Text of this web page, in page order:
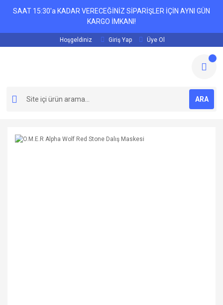
SAAT 15:30'a KADAR VERECEĞİNİZ SİPARİŞLER İÇİN AYNI GÜN
KARGO İMKANI!
Hoşgeldiniz Giriş Yap Üye Ol
ARA